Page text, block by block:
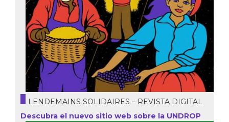
LENDEMAINS SOLIDAIRES – REVISTA DIGITAL
Descubra el nuevo sitio web sobre la UNDROP